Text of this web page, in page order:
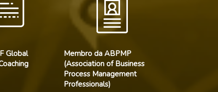
Global
Membro da ABPMP
(Association of Business
Process Management
Professionals)